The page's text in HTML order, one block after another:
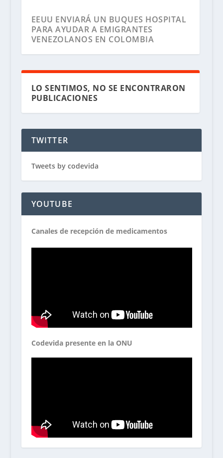
EEUU ENVIARÁ UN BUQUES HOSPITAL
PARA AYUDAR A EMIGRANTES
VENEZOLANOS EN COLOMBIA
LO SENTIMOS, NO SE ENCONTRARON
PUBLICACIONES
TWITTER
Tweets by codevida
YOUTUBE
Canales de recepción de medicamentos
Codevida presente en la ONU